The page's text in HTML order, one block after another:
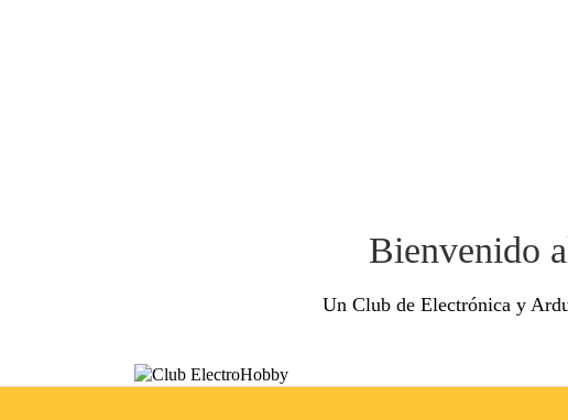
Bienvenido
Un Club de Electrónica y